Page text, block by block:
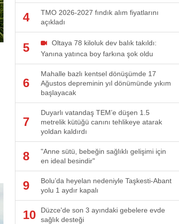
4
TMO 2026-2027 fındık alım fiyatlarını
açıkladı
5
Oltaya 78 kiloluk dev balık takıldı:
Yanına yatınca boy farkına şok oldu
6
Mahalle bazlı kentsel dönüşümde 17
Ağustos depreminin yıl dönümünde yıkım
başlayacak
7
Duyarlı vatandaş TEM’e düşen 1.5
metrelik kütüğü canını tehlikeye atarak
yoldan kaldırdı
8
"Anne sütü, bebeğin sağlıklı gelişimi için
en ideal besindir"
9
Bolu’da heyelan nedeniyle Taşkesti-Abant
yolu 1 aydır kapalı
10
Düzce'de son 3 ayındaki gebelere evde
sağlık desteği